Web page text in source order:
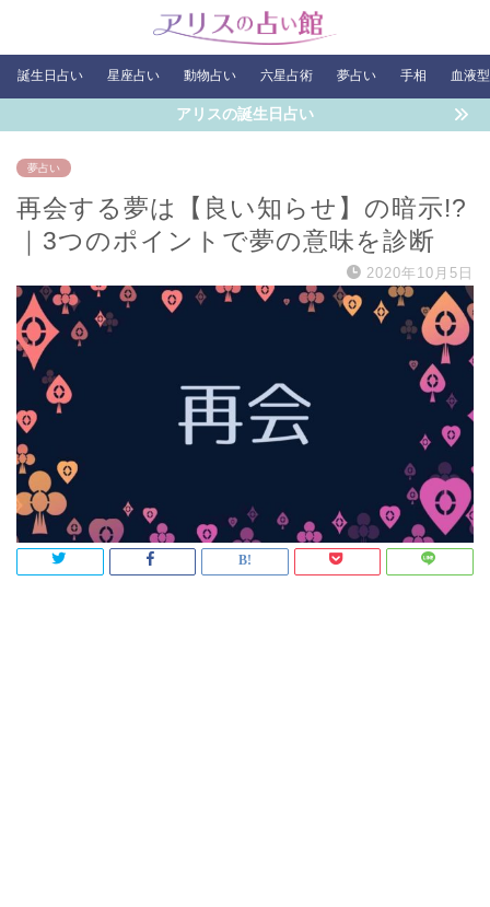
誕生日占い 星座占い 動物占い 六星占術 夢占い 手相 血液
アリスの誕生日占い
夢占い
再会する夢は【良い知らせ】の暗示!?
｜3つのポイントで夢の意味を診断
2020年10月5日